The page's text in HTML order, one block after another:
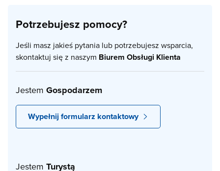
Potrzebujesz pomocy?
Jeśli masz jakieś pytania lub potrzebujesz wsparcia,
skontaktuj się z naszym Biurem Obsługi Klienta
Jestem Gospodarzem
Wypełnij formularz kontaktowy
Jestem Turystą